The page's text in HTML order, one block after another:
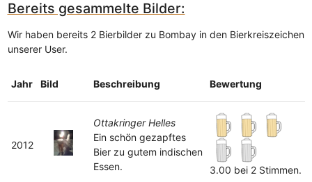
Bereits gesammelte Bilder:
Wir haben bereits 2 Bierbilder zu Bombay in den Bierkreiszeichen
unserer User.
Jahr Bild Beschreibung Bewertung
2012
Ottakringer Helles
Ein schön gezapftes
Bier zu gutem indischen
Essen.
3.00 bei 2 Stimmen.